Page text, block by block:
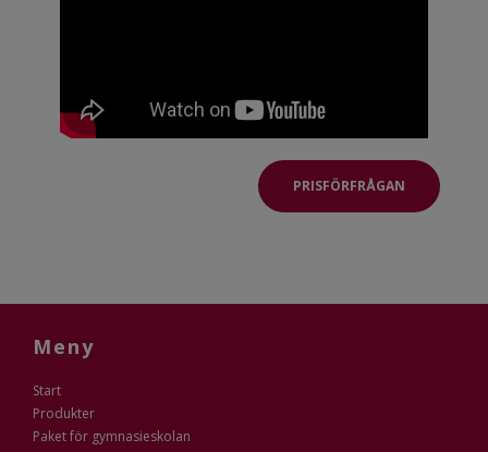
PRISFÖRFRÅGAN
Meny
Start
Produkter
Paket för gymnasieskolan